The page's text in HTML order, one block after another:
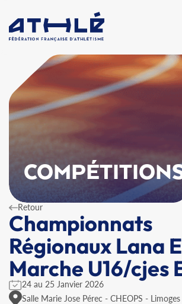
Retour
Championnats
Régionaux Lana
Marche U16/cjes
24 au 25 Janvier 2026
Salle Marie Jose Pérec - CHEOPS -